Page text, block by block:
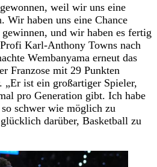
weil wir uns eine
Wir haben uns eine Chance
gewinnen, und wir haben es fertig
Karl-Anthony Towns nach
Wembanyama erneut das
Franzose mit 29 Punkten
„Er ist ein großartiger Spieler,
pro Generation gibt. Ich habe
schwer wie möglich zu
darüber, Basketball zu